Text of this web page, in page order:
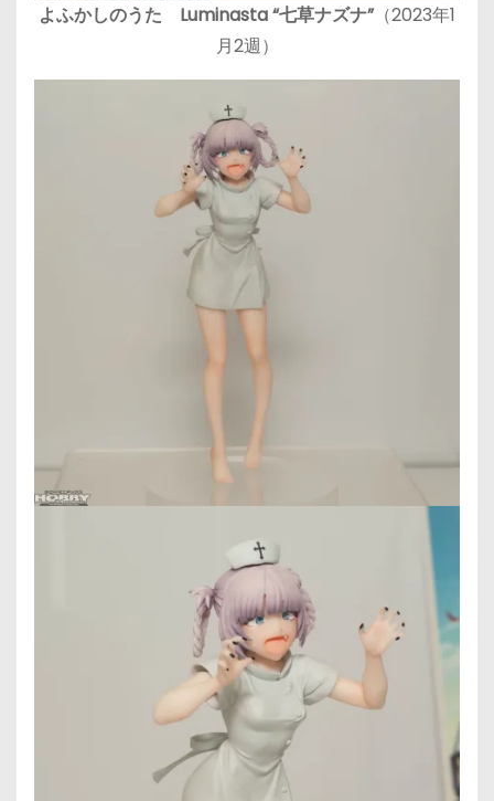
よふかしのうた Luminasta “七草ナズナ”（2023年1
月2週）